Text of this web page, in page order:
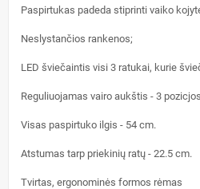
Paspirtukas padeda stiprinti vaiko
Neslystančios rankenos;
LED šviečaintis visi 3 ratukai, kurie
Reguliuojamas vairo aukštis - 3
Visas paspirtuko ilgis - 54 cm.
Atstumas tarp priekinių ratų - 22.5 cm.
Tvirtas, ergonominės formos rėmas